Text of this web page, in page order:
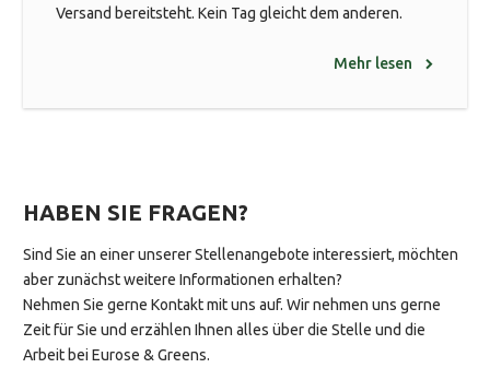
Versand bereitsteht. Kein Tag gleicht dem anderen.
Mehr lesen
HABEN SIE FRAGEN?
Sind Sie an einer unserer Stellenangebote interessiert, möchten
aber zunächst weitere Informationen erhalten?
Nehmen Sie gerne Kontakt mit uns auf. Wir nehmen uns gerne
Zeit für Sie und erzählen Ihnen alles über die Stelle und die
Arbeit bei Eurose & Greens.